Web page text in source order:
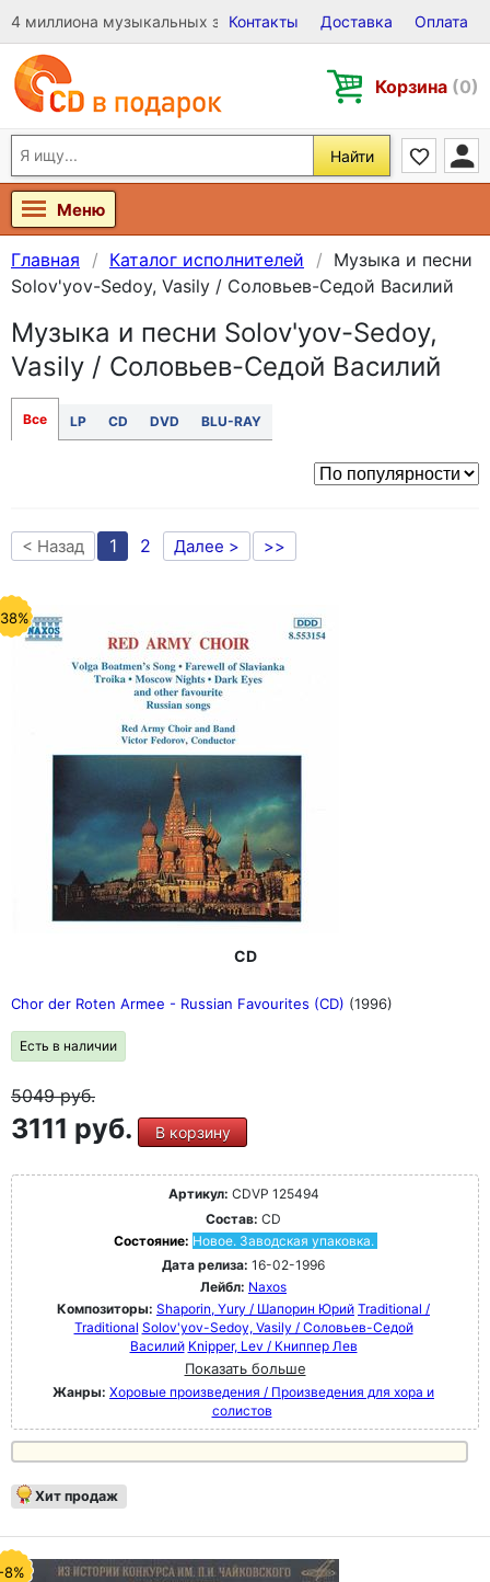
4 миллиона музыкальных записей на Виниле, CD и DVD
Контакты Доставка Оплата
Корзина (0)
Найти
Меню
Главная Каталог исполнителей
Музыка и песни
Solov'yov-Sedoy, Vasily / Соловьев-Седой Василий
Музыка и песни Solov'yov-Sedoy,
Vasily / Соловьев-Седой Василий
Все LP CD DVD BLU-RAY
< Назад 1 2 Далее > >>
CD
Chor der Roten Armee - Russian Favourites (CD) (1996)
Есть в наличии
5049руб.
3111 руб. В корзину
Артикул: CDVP 125494
Состав: CD
Состояние: Новое. Заводская упаковка.
Дата релиза: 16-02-1996
Лейбл: Naxos
Композиторы: Shaporin, Yury / Шапорин Юрий Traditional /
Traditional Solov'yov-Sedoy, Vasily / Соловьев-Седой
Василий Knipper, Lev / Книппер Лев
Показать больше
Жанры: Хоровые произведения / Произведения для хора и
солистов
Хит продаж
8%